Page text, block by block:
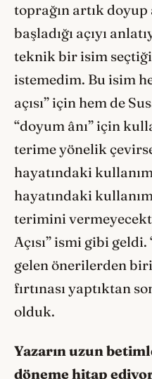
toprağın artık doyup
başladığı açıyı
teknik bir isim
istemedim. Bu isim
açısı” için hem de
“doyum ânı” için
terime yönelik
hayatındaki
hayatındaki
terimini
Açısı” ismi gibi
gelen önerilerden
fırtınası yaptıktan
olduk.
Yazarın uzun
döneme hitap